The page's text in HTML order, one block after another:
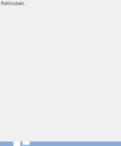
Publicidade.